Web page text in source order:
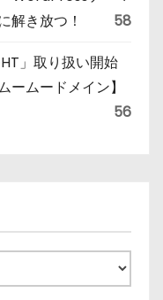
解き放つ！
58
」取り扱い開始
ームードメイン】
56